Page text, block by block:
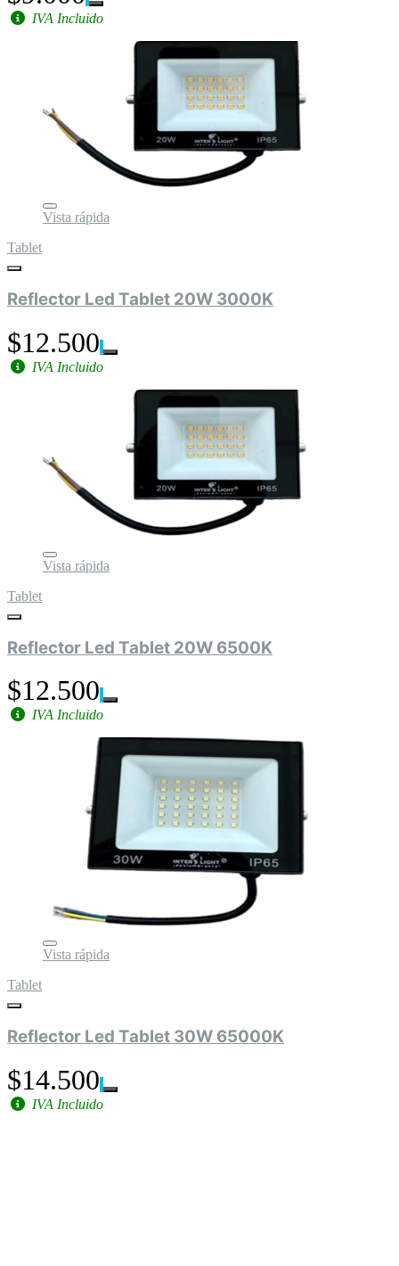
IVA Incluido
Vista rápida
Tablet
Reflector Led Tablet 20W 3000K
$12.500
IVA Incluido
Vista rápida
Tablet
Reflector Led Tablet 20W 6500K
$12.500
IVA Incluido
Vista rápida
Tablet
Reflector Led Tablet 30W 65000K
$14.500
IVA Incluido